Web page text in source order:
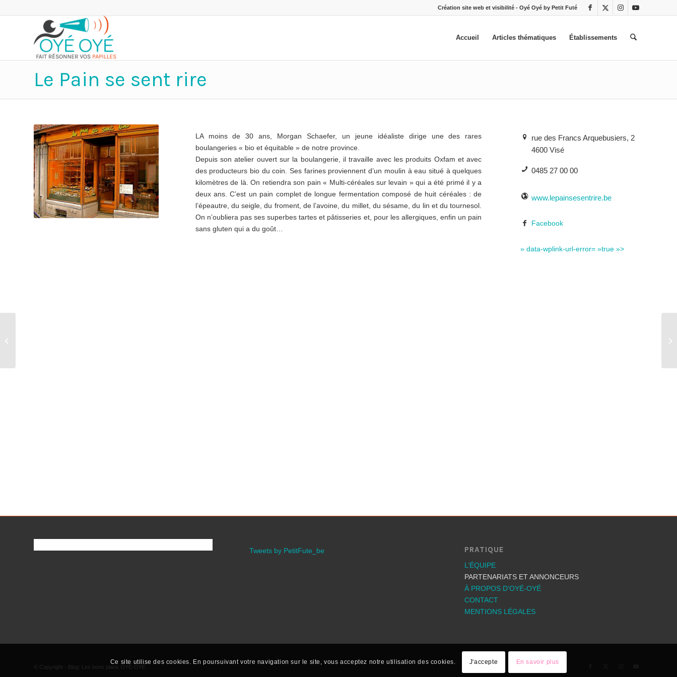
Création site web et visibilité - Oyé Oyé by Petit Futé
Accueil Articles thématiques Établissements
Le Pain se sent rire
LA moins de 30 ans, Morgan Schaefer, un jeune idéaliste dirige une des rares
boulangeries « bio et équitable » de notre province.
Depuis son atelier ouvert sur la boulangerie, il travaille avec les produits Oxfam et avec
des producteurs bio du coin. Ses farines proviennent d’un moulin à eau situé à quelques
kilomètres de là. On retiendra son pain « Multi-céréales sur levain » qui a été primé il y a
deux ans. C’est un pain complet de longue fermentation composé de huit céréales : de
l’épeautre, du seigle, du froment, de l’avoine, du millet, du sésame, du lin et du tournesol.
On n’oubliera pas ses superbes tartes et pâtisseries et, pour les allergiques, enfin un pain
sans gluten qui a du goût…
rue des Francs Arquebusiers, 2
4600 Visé
0485 27 00 00
www.lepainsesentrire.be
Facebook
» data-wplink-url-error= »true »>
Tweets by PetitFute_be PRATIQUE
L’ÉQUIPE
PARTENARIATS ET ANNONCEURS
À PROPOS D’OYÉ-OYÉ
CONTACT
MENTIONS LÉGALES
© Copyright - Blog: Les bons plans OYÉ-OYÉ
Ce site utilise des cookies. En poursuivant votre navigation sur le site, vous acceptez notre utilisation des cookies. J'accepte En savoir plus